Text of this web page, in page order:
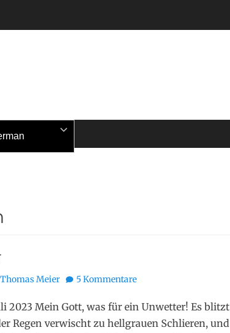
Thomas Meier 5 Kommentare
2023 Mein Gott, was für ein Unwetter! Es blitzt
Regen verwischt zu hellgrauen Schlieren, und